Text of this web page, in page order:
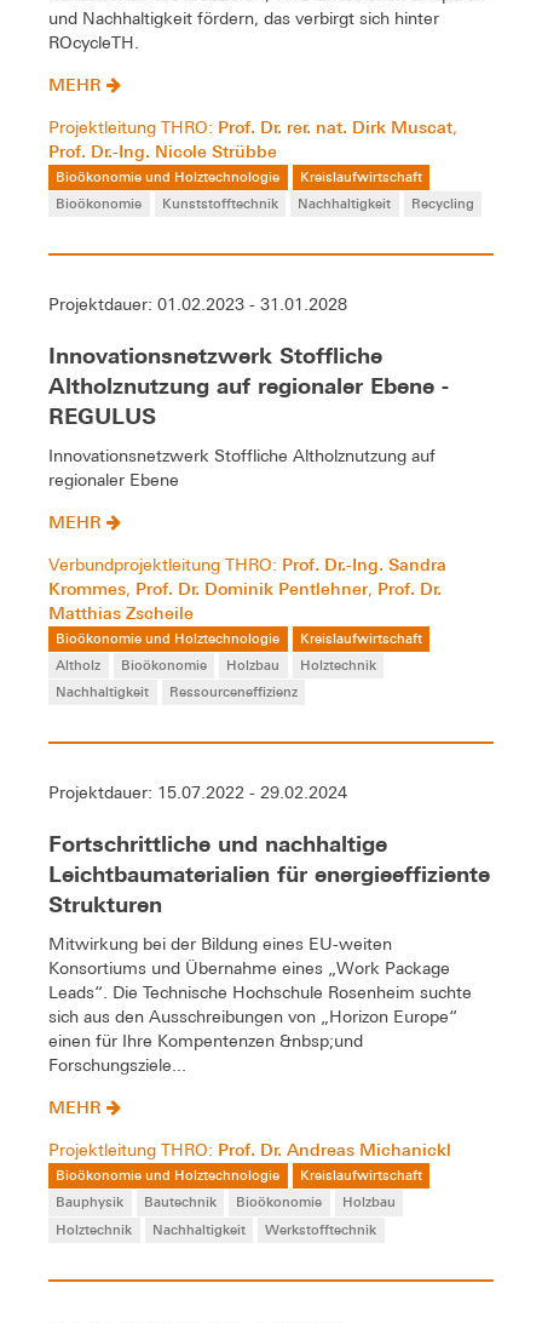
und Nachhaltigkeit fördern, das verbirgt sich hinter
ROcycleTH.
MEHR
Projektleitung THRO: Prof. Dr. rer. nat. Dirk Muscat,
Prof. Dr.-Ing. Nicole Strübbe
Bioökonomie und Holztechnologie
Kreislaufwirtschaft
Bioökonomie
Kunststofftechnik Nachhaltigkeit Recycling
Projektdauer: 01.02.2023 - 31.01.2028
Innovationsnetzwerk Stoffliche
Altholznutzung auf regionaler Ebene -
REGULUS
Innovationsnetzwerk Stoffliche Altholznutzung auf
regionaler Ebene
MEHR
Verbundprojektleitung THRO: Prof. Dr.-Ing. Sandra
Krommes, Prof. Dr. Dominik Pentlehner, Prof. Dr.
Matthias Zscheile
Bioökonomie und Holztechnologie
Kreislaufwirtschaft
Altholz
Bioökonomie Holzbau
Holztechnik
Nachhaltigkeit
Ressourceneffizienz
Projektdauer: 15.07.2022 - 29.02.2024
Fortschrittliche und nachhaltige
Leichtbaumaterialien für energieeffiziente
Strukturen
Mitwirkung bei der Bildung eines EU-weiten
Konsortiums und Übernahme eines „Work Package
Leads“. Die Technische Hochschule Rosenheim suchte
sich aus den Ausschreibungen von „Horizon Europe“
einen für Ihre Kompentenzen &nbsp;und
Forschungsziele...
MEHR
Projektleitung THRO: Prof. Dr. Andreas Michanickl
Bioökonomie und Holztechnologie
Kreislaufwirtschaft
Bauphysik
Bautechnik Bioökonomie
Holzbau
Holztechnik
Nachhaltigkeit Werkstofftechnik